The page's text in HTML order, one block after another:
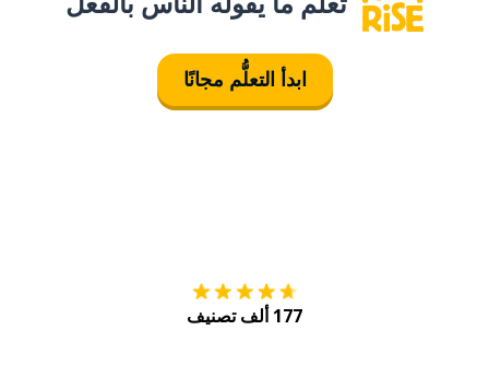
ابدأ التعلُّم مجانًا
177 ألف تصنيف